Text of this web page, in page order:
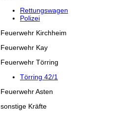
Rettungswagen
Polizei
Feuerwehr Kirchheim
Feuerwehr Kay
Feuerwehr Törring
Törring 42/1
Feuerwehr Asten
sonstige Kräfte